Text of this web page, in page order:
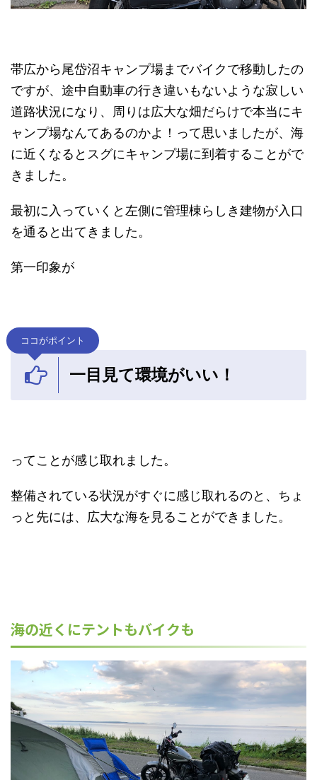
帯広から尾岱沼キャンプ場までバイクで移動したの
ですが、途中自動車の行き違いもないような寂しい
道路状況になり、周りは広大な畑だらけで本当にキ
ャンプ場なんてあるのかよ！って思いましたが、海
に近くなるとスグにキャンプ場に到着することがで
きました。
最初に入っていくと左側に管理棟らしき建物が入口
を通ると出てきました。
第一印象が
ココがポイント
一目見て環境がいい！
ってことが感じ取れました。
整備されている状況がすぐに感じ取れるのと、ちょ
っと先には、広大な海を見ることができました。
海の近くにテントもバイクも